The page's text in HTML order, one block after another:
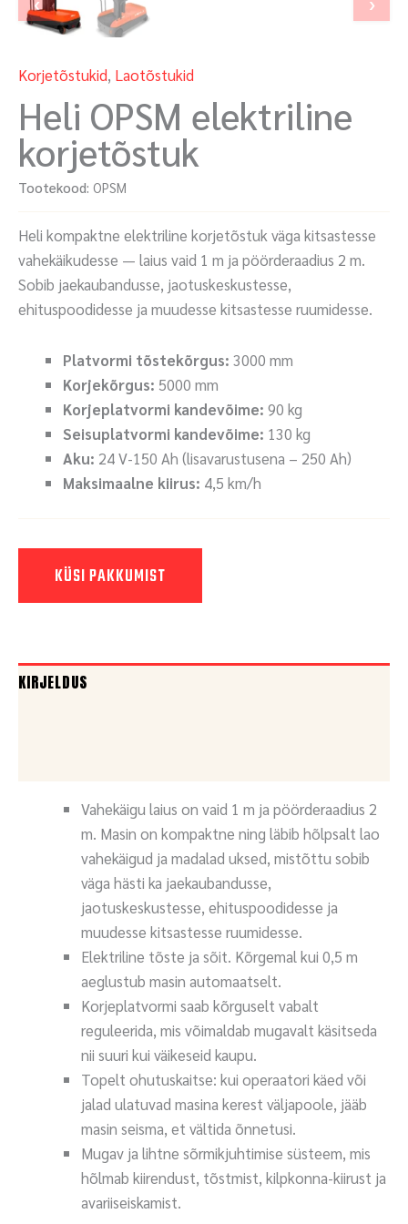
Korjetõstukid, Laotõstukid
Heli OPSM elektriline
korjetõstuk
Tootekood: OPSM
Heli kompaktne elektriline korjetõstuk väga kitsastesse
vahekäikudesse — laius vaid 1 m ja pöörderaadius 2 m.
Sobib jaekaubandusse, jaotuskeskustesse,
ehituspoodidesse ja muudesse kitsastesse ruumidesse.
Platvormi tõstekõrgus: 3000 mm
Korjekõrgus: 5000 mm
Korjeplatvormi kandevõime: 90 kg
Seisuplatvormi kandevõime: 130 kg
Aku: 24 V-150 Ah (lisavarustusena – 250 Ah)
Maksimaalne kiirus: 4,5 km/h
KÜSI PAKKUMIST
KIRJELDUS
Vahekäigu laius on vaid 1 m ja pöörderaadius 2
m. Masin on kompaktne ning läbib hõlpsalt lao
vahekäigud ja madalad uksed, mistõttu sobib
väga hästi ka jaekaubandusse,
jaotuskeskustesse, ehituspoodidesse ja
muudesse kitsastesse ruumidesse.
Elektriline tõste ja sõit. Kõrgemal kui 0,5 m
aeglustub masin automaatselt.
Korjeplatvormi saab kõrguselt vabalt
reguleerida, mis võimaldab mugavalt käsitseda
nii suuri kui väikeseid kaupu.
Topelt ohutuskaitse: kui operaatori käed või
jalad ulatuvad masina kerest väljapoole, jääb
masin seisma, et vältida õnnetusi.
Mugav ja lihtne sõrmikjuhtimise süsteem, mis
hõlmab kiirendust, tõstmist, kilpkonna-kiirust ja
avariiseiskamist.